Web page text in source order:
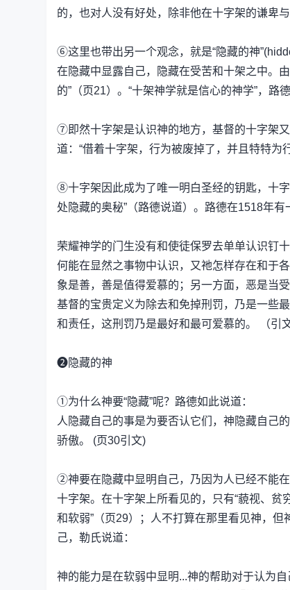
的，也对人没有好处，除非他在十字架的谦卑
⑥这里也带出另一个观念，就是“隐藏的神
在隐藏中显露自己，隐藏在受苦和十架之中。
的”（页21）。“十架神学就是信心的神学”，
⑦即然十字架是认识神的地方，基督的十字架
道：“借着十字架，行为被废掉了，并且特特为
⑧十字架因此成为了唯一明白圣经的钥匙，十
处隐藏的奥秘”（路德说道）。路德在1518年
荣耀神学的门生没有和使徒保罗去单单认识钉
何能在显然之事物中认识，又祂怎样存在和于
象是善，善是值得爱慕的；另一方面，恶是当
基督的宝贵定义为除去和免掉刑罚，乃是一些
和责任，这刑罚乃是最好和最可爱慕的。 （引
❷隐藏的神
①为什么神要“隐藏”呢？路德如此说道：
人隐藏自己的事是为要否认它们，神隐藏自己
骄傲。 (页30引文)
②神要在隐藏中显明自己，乃因为人已经不能
十字架。在十字架上所看见的，只有“藐视、贫
和软弱”（页29）；人不打算在那里看见神，
己，勒氏说道：
神的能力是在软弱中显明...神的帮助对于认为